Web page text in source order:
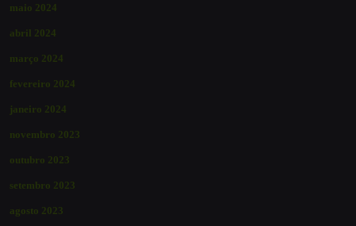
maio 2024
abril 2024
março 2024
fevereiro 2024
janeiro 2024
novembro 2023
outubro 2023
setembro 2023
agosto 2023